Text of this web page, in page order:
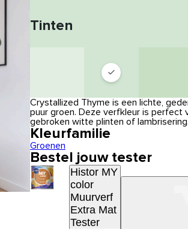
Tinten
Crystallized Thyme is een lichte,
puur groen. Deze verfkleur is perfect
gebroken witte plinten of lambrisering.
Kleurfamilie
Groenen
Bestel jouw tester
Histor MY
color
Muurverf
Extra Mat
Tester